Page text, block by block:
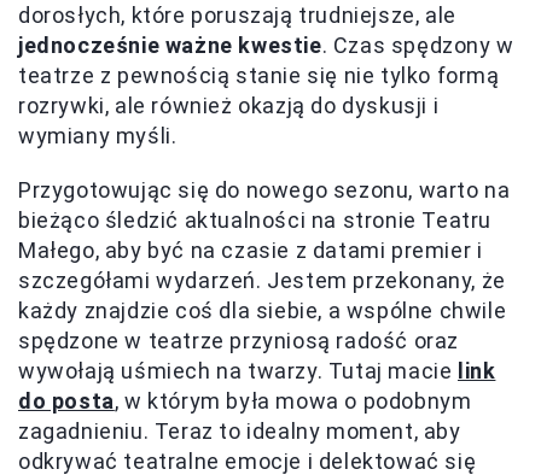
dorosłych, które poruszają trudniejsze, ale
jednocześnie ważne kwestie. Czas spędzony w
teatrze z pewnością stanie się nie tylko formą
rozrywki, ale również okazją do dyskusji i
wymiany myśli.
Przygotowując się do nowego sezonu, warto na
bieżąco śledzić aktualności na stronie Teatru
Małego, aby być na czasie z datami premier i
szczegółami wydarzeń. Jestem przekonany, że
każdy znajdzie coś dla siebie, a wspólne chwile
spędzone w teatrze przyniosą radość oraz
wywołają uśmiech na twarzy. Tutaj macie
link
do posta, w którym była mowa o podobnym
zagadnieniu. Teraz to idealny moment, aby
odkrywać teatralne emocje i delektować się